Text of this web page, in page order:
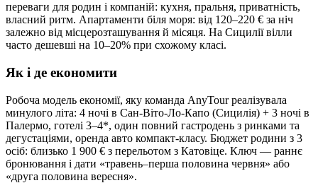
переваги для родин і компаній: кухня, пральня, приватність,
власний ритм. Апартаменти біля моря: від 120–220 € за ніч
залежно від місцерозташування й місяця. На Сицилії вілли
часто дешевші на 10–20% при схожому класі.
Як і де економити
Робоча модель економії, яку команда AnyTour реалізувала
минулого літа: 4 ночі в Сан-Віто-Ло-Капо (Сицилія) + 3 ночі в
Палермо, готелі 3–4*, один повний гастродень з ринками та
дегустаціями, оренда авто компакт-класу. Бюджет родини з 3
осіб: близько 1 900 € з перельотом з Катовіце. Ключ — раннє
бронювання і дати «травень–перша половина червня» або
«друга половина вересня».